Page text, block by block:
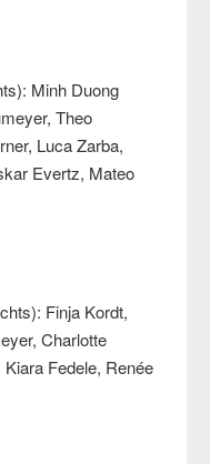
Minh Duong
Theo
Luca Zarba,
Evertz, Mateo
Finja Kordt,
Charlotte
Fedele, Renée